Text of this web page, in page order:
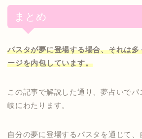
まとめ
パスタが夢に登場する場合、それは
ージを内包しています。
この記事で解説した通り、夢占いで
岐にわたります。
自分の夢に登場するパスタを通じて